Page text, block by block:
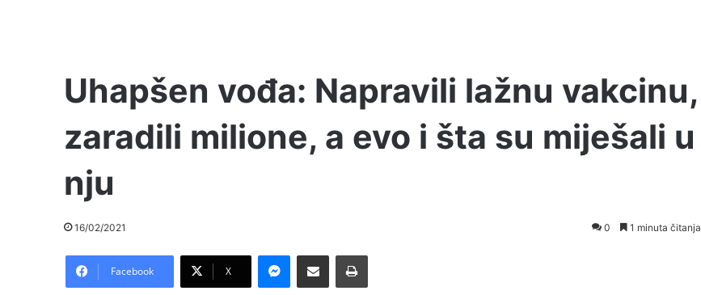
Uhapšen vođa: Napravili lažnu vakcinu,
zaradili milione, a evo i šta su miješali u
nju
16/02/2021 0 1 minuta čitanja
Facebook X
Messenger
Pošalji preko E-Maila Printaj